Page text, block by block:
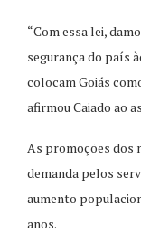
“Com essa lei,
segurança do país
colocam Goiás
afirmou Caiado ao
As promoções dos
demanda pelos
aumento
anos.